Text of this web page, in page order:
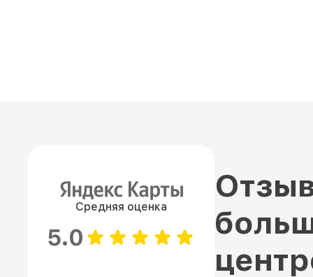
Средняя оценка
5.0